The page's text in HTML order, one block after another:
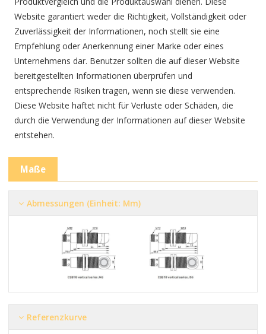
Website garantiert weder die Richtigkeit, Vollständigkeit oder
Zuverlässigkeit der Informationen, noch stellt sie eine
Empfehlung oder Anerkennung einer Marke oder eines
Unternehmens dar. Benutzer sollten die auf dieser Website
bereitgestellten Informationen überprüfen und
entsprechende Risiken tragen, wenn sie diese verwenden.
Diese Website haftet nicht für Verluste oder Schäden, die
durch die Verwendung der Informationen auf dieser Website
entstehen.
Maße
Abmessungen (Einheit: Mm)
Referenzkurve